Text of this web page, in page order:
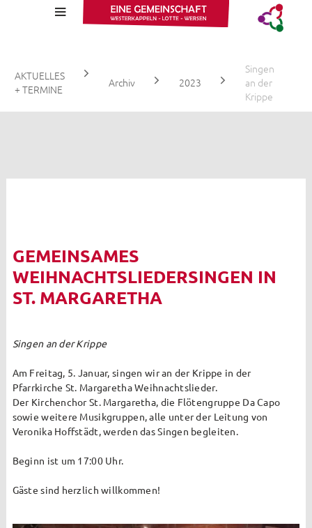
Aktuelle Infos
Kalender
2023
Die St. Margaretha App
2024
Die Zaunkieker feierten Jubiläum
Zaunkieker besuchen Garten des Kapuzinerklosters in
Thema
AKTUELLES
+ TERMINE
Archiv 2023
Singen
an der
Krippe
GEMEINSAMES
WEIHNACHTSLIEDERSINGEN IN
ST. MARGARETHA
Singen an der Krippe
Am Freitag, 5. Januar, singen wir an der Krippe in der
Pfarrkirche St. Margaretha Weihnachtslieder.
Der Kirchenchor St. Margaretha, die Flötengruppe Da Capo
sowie weitere Musikgruppen, alle unter der Leitung von
Veronika Hoffstädt, werden das Singen begleiten.
Beginn ist um 17:00 Uhr.
Gäste sind herzlich willkommen!